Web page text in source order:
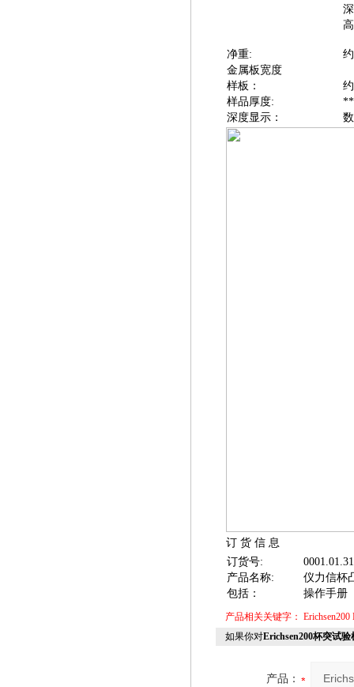
净重:
金属板宽度
样板：
样品厚度:
深度显示：
订 货 信 息
订货号:
0001.01.31
产品名称:
仪力信杯
包括：
操作手册
产品相关关键字： Erichsen200
如果你对Erichsen200杯突试验
产品：